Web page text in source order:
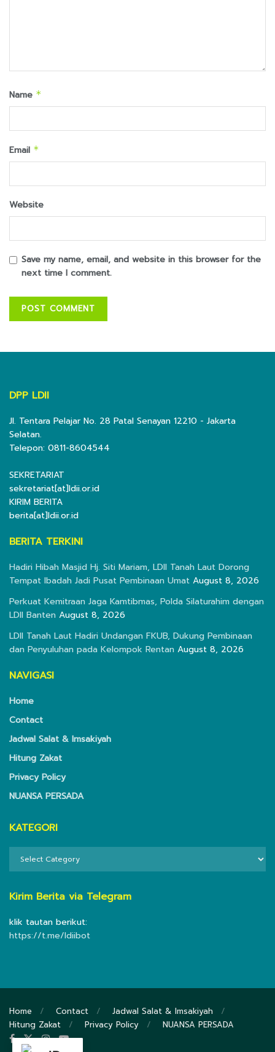
Name *
Email *
Website
Save my name, email, and website in this browser for the
next time I comment.
DPP LDII
Jl. Tentara Pelajar No. 28 Patal Senayan 12210 - Jakarta
Selatan.
Telepon: 0811-8604544
SEKRETARIAT
sekretariat[at]ldii.or.id
KIRIM BERITA
berita[at]ldii.or.id
BERITA TERKINI
Hadiri Hibah Masjid Hj. Siti Mariam, LDII Tanah Laut Dorong
Tempat Ibadah Jadi Pusat Pembinaan Umat August 8, 2026
Perkuat Kemitraan Jaga Kamtibmas, Polda Silaturahim dengan
LDII Banten August 8, 2026
LDII Tanah Laut Hadiri Undangan FKUB, Dukung Pembinaan
dan Penyuluhan pada Kelompok Rentan August 8, 2026
NAVIGASI
Home
Contact
Jadwal Salat & Imsakiyah
Hitung Zakat
Privacy Policy
NUANSA PERSADA
KATEGORI
Kirim Berita via Telegram
klik tautan berikut:
https://t.me/ldiibot
Home Contact
Jadwal Salat & Imsakiyah
Hitung Zakat
Privacy Policy NUANSA PERSADA